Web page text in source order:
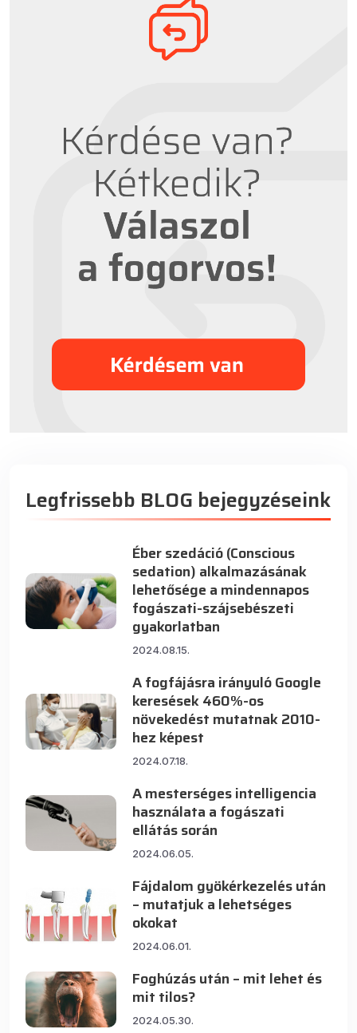
Legfrissebb BLOG bejegyzéseink
Éber szedáció (Conscious
sedation) alkalmazásának
lehetősége a mindennapos
fogászati-szájsebészeti
gyakorlatban
2024.08.15.
A fogfájásra irányuló Google
keresések 460%-os
növekedést mutatnak 2010-
hez képest
2024.07.18.
A mesterséges intelligencia
használata a fogászati
ellátás során
2024.06.05.
Fájdalom gyökérkezelés után
– mutatjuk a lehetséges
okokat
2024.06.01.
Foghúzás után – mit lehet és
mit tilos?
2024.05.30.